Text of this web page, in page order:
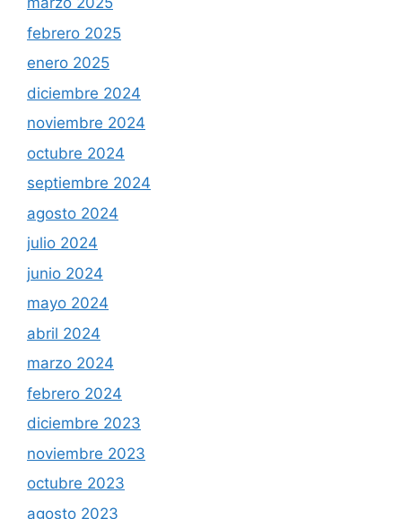
febrero 2025
enero 2025
diciembre 2024
noviembre 2024
octubre 2024
septiembre 2024
agosto 2024
julio 2024
junio 2024
mayo 2024
abril 2024
marzo 2024
febrero 2024
diciembre 2023
noviembre 2023
octubre 2023
agosto 2023